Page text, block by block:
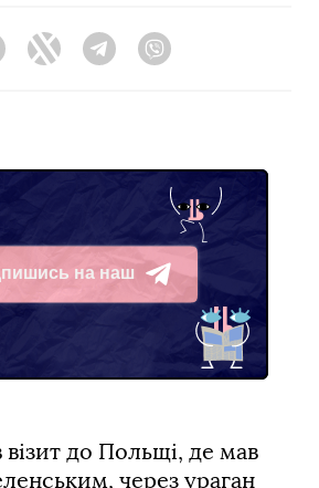
FacebookTwitter Telegram
на наш
до Польщі, де мав
через ураган